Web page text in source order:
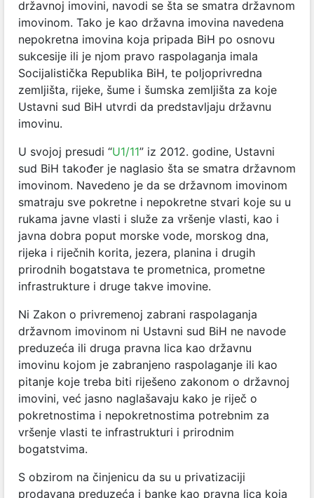
državnoj imovini, navodi se šta se smatra državnom
imovinom. Tako je kao državna imovina navedena
nepokretna imovina koja pripada BiH po osnovu
sukcesije ili je njom pravo raspolaganja imala
Socijalistička Republika BiH, te poljoprivredna
zemljišta, rijeke, šume i šumska zemljišta za koje
Ustavni sud BiH utvrdi da predstavljaju državnu
imovinu.
U svojoj presudi “U1/11” iz 2012. godine, Ustavni
sud BiH također je naglasio šta se smatra državnom
imovinom. Navedeno je da se državnom imovinom
smatraju sve pokretne i nepokretne stvari koje su u
rukama javne vlasti i služe za vršenje vlasti, kao i
javna dobra poput morske vode, morskog dna,
rijeka i riječnih korita, jezera, planina i drugih
prirodnih bogatstava te prometnica, prometne
infrastrukture i druge takve imovine.
Ni Zakon o privremenoj zabrani raspolaganja
državnom imovinom ni Ustavni sud BiH ne navode
preduzeća ili druga pravna lica kao državnu
imovinu kojom je zabranjeno raspolaganje ili kao
pitanje koje treba biti riješeno zakonom o državnoj
imovini, već jasno naglašavaju kako je riječ o
pokretnostima i nepokretnostima potrebnim za
vršenje vlasti te infrastrukturi i prirodnim
bogatstvima.
S obzirom na činjenicu da su u privatizaciji
prodavana preduzeća i banke kao pravna lica koja